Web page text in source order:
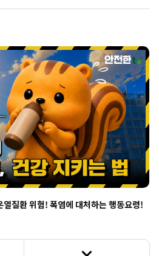
위해, 이것만은 꼭 기억해요!
질환 위험! 폭염에 대처하는 행동요령!